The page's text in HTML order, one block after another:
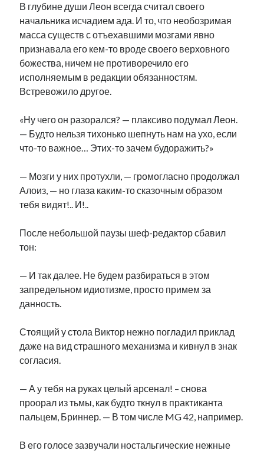
В глубине души Леон всегда считал своего
начальника исчадием ада. И то, что необозримая
масса существ с отъехавшими мозгами явно
признавала его кем-то вроде своего верховного
божества, ничем не противоречило его
исполняемым в редакции обязанностям.
Встревожило другое.
«Ну чего он разорался? — плаксиво подумал Леон.
— Будто нельзя тихонько шепнуть нам на ухо, если
что-то важное… Этих-то зачем будоражить?»
— Мозги у них протухли, — громогласно продолжал
Алоиз, — но глаза каким-то сказочным образом
тебя видят!.. И!..
После небольшой паузы шеф-редактор сбавил
тон:
— И так далее. Не будем разбираться в этом
запредельном идиотизме, просто примем за
данность.
Стоящий у стола Виктор нежно погладил приклад
даже на вид страшного механизма и кивнул в знак
согласия.
— А у тебя на руках целый арсенал! – снова
проорал из тьмы, как будто ткнул в практиканта
пальцем, Бриннер. — В том числе MG 42, например.
В его голосе зазвучали ностальгические нежные